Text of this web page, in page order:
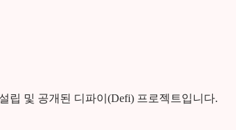
립 및 공개된 디파이(Defi) 프로젝트입니다.